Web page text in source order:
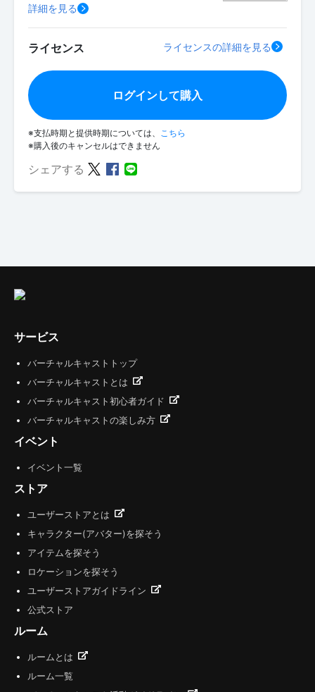
詳細を見る
ライセンス ライセンスの詳細を見る
ログインして購入
※支払時期と提供時期については、
こちら
※購入後のキャンセルはできません
シェアする
サービス
バーチャルキャストトップ
バーチャルキャストとは
バーチャルキャスト初心者ガイド
バーチャルキャストの楽しみ方
イベント
イベント一覧
ストア
ユーザーストアとは
キャラクター(アバター)を探そう
アイテムを探そう
ロケーションを探そう
ユーザーストアガイドライン
公式ストア
ルーム
ルームとは
ルーム一覧